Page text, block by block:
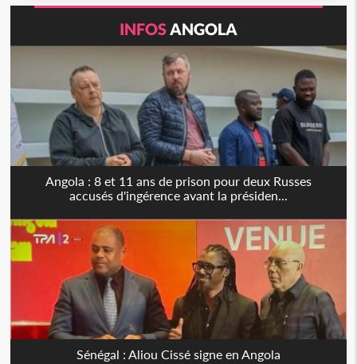
INFOSANGOLA
Angola : 8 et 11 ans de prison pour deux Russes
accusés d'ingérence avant la présiden...
Sénégal : Aliou Cissé signe en Angola